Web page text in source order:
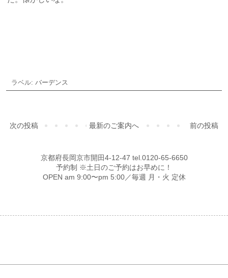
ラベル: バーデンス
次の投稿 前の投稿
最新のご案内へ
京都府長岡京市開田4-12-47 tel.0120-65-6650
予約制 ※土日のご予約はお早めに！
OPEN am 9:00〜pm 5:00／毎週 月・火 定休